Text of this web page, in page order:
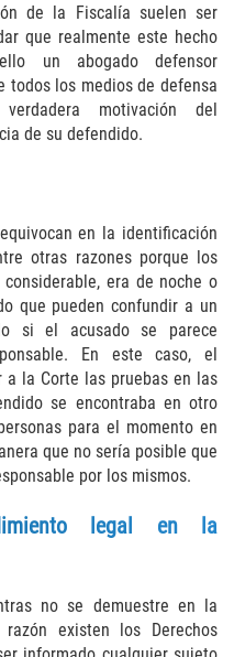
Laws
Substances
for Sale
de la Fiscalía suelen ser
que realmente este hecho
un abogado defensor
todos los medios de defensa
motivación del
de su defendido.
en la identificación
otras razones porque los
era de noche o
que pueden confundir a un
si el acusado se parece
En este caso, el
la Corte las pruebas en las
se encontraba en otro
para el momento en
que no sería posible que
por los mismos.
legal en la
no se demuestre en la
existen los Derechos